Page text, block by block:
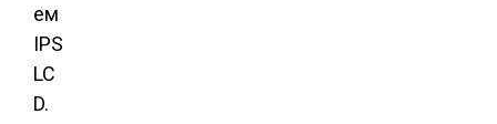
ем
IPS
LC
D.